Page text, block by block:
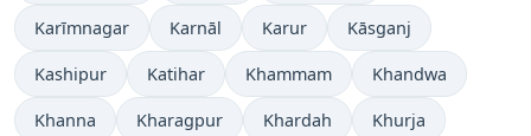
Karīmnagar Karnāl Karur Kāsganj
Kashipur Katihar Khammam Khandwa
Khanna Kharagpur Khardah Khurja